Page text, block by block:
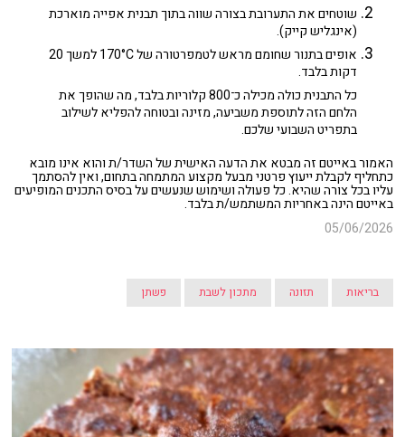
שוטחים את התערובת בצורה שווה בתוך תבנית אפייה מוארכת
(אינגליש קייק).
אופים בתנור שחומם מראש לטמפרטורה של 170°C למשך 20
דקות בלבד.
כל התבנית כולה מכילה כ־800 קלוריות בלבד, מה שהופך את
הלחם הזה לתוספת משביעה, מזינה ובטוחה להפליא לשילוב
בתפריט השבועי שלכם.
האמור באייטם זה מבטא את הדעה האישית של השדר/ת והוא אינו מובא
כתחליף לקבלת ייעוץ פרטני מבעל מקצוע המתמחה בתחום, ואין להסתמך
עליו בכל צורה שהיא. כל פעולה ושימוש שנעשים על בסיס התכנים המופיעים
באייטם הינה באחריות המשתמש/ת בלבד.
05/06/2026
בריאות תזונה מתכון לשבת פשתן